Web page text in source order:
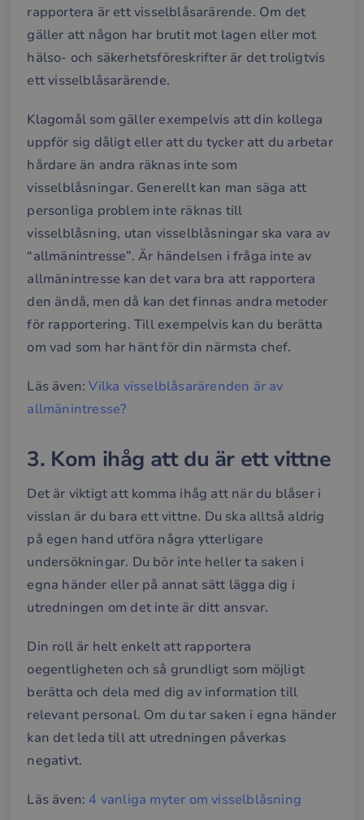
rapportera är ett visselblåsarärende. Om det
gäller att någon har brutit mot lagen eller mot
hälso- och säkerhetsföreskrifter är det troligtvis
ett visselblåsarärende.
Klagomål som gäller exempelvis att din kollega
uppför sig dåligt eller att du tycker att du arbetar
hårdare än andra räknas inte som
visselblåsningar. Generellt kan man säga att
personliga problem inte räknas till
visselblåsning, utan visselblåsningar ska vara av
“allmänintresse”. Är händelsen i fråga inte av
allmänintresse kan det vara bra att rapportera
den ändå, men då kan det finnas andra metoder
för rapportering. Till exempelvis kan du berätta
om vad som har hänt för din närmsta chef.
Läs även:Vilka visselblåsarärenden är av
allmänintresse?
3. Kom ihåg att du är ett vittne
Det är viktigt att komma ihåg att när du blåser i
visslan är du bara ett vittne. Du ska alltså aldrig
på egen hand utföra några ytterligare
undersökningar. Du bör inte heller ta saken i
egna händer eller på annat sätt lägga dig i
utredningen om det inte är ditt ansvar.
Din roll är helt enkelt att rapportera
oegentligheten och så grundligt som möjligt
berätta och dela med dig av information till
relevant personal. Om du tar saken i egna händer
kan det leda till att utredningen påverkas
negativt.
Läs även: 4 vanliga myter om visselblåsning